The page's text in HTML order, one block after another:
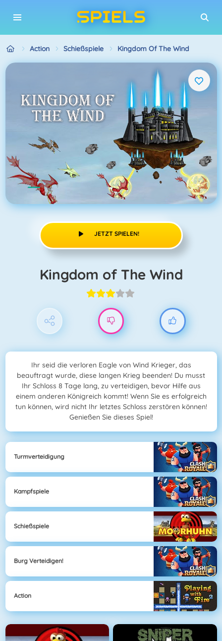
Action Schießspiele Kingdom Of The Wind
JETZT SPIELEN!
Kingdom of The Wind
Ihr seid die verloren Eagle von Wind Krieger, das
beauftragt wurde, diese langen Krieg beenden! Du musst
Ihr Schloss 8 Tage lang, zu verteidigen, bevor Hilfe aus
einem anderen Königreich kommt! Wenn Sie es erfolgreich
tun können, wird nicht Ihr letztes Schloss zerstören können!
Genießen Sie dieses Spiel!
Turmverteidigung
Kampfspiele
Schießspiele
Burg Verteidigen!
Action